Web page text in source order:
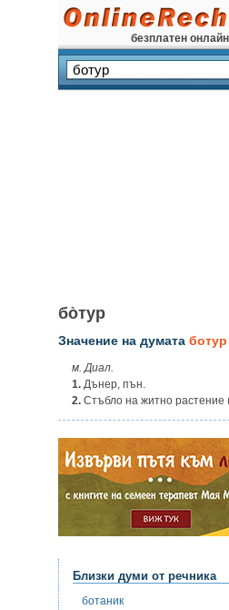
безплатен
бо̀тур
Значение на думата ботур
м. Диал.
1. Дънер, пън.
2. Стъбло на житно
Близки думи от речника
ботаник